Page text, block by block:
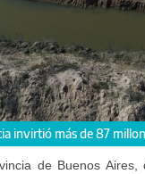
la conectividad entre
de Buenos